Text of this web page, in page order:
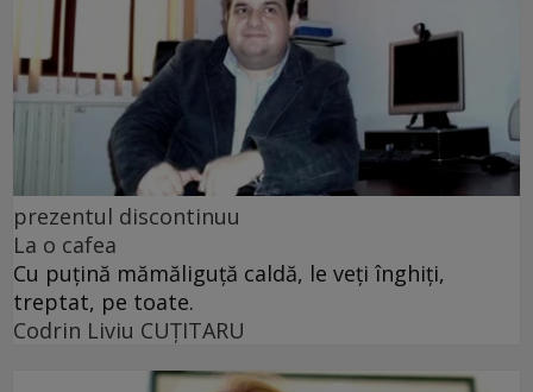
prezentul discontinuu
La o cafea
Cu puţină mămăliguţă caldă, le veţi înghiţi,
treptat, pe toate.
Codrin Liviu CUŢITARU